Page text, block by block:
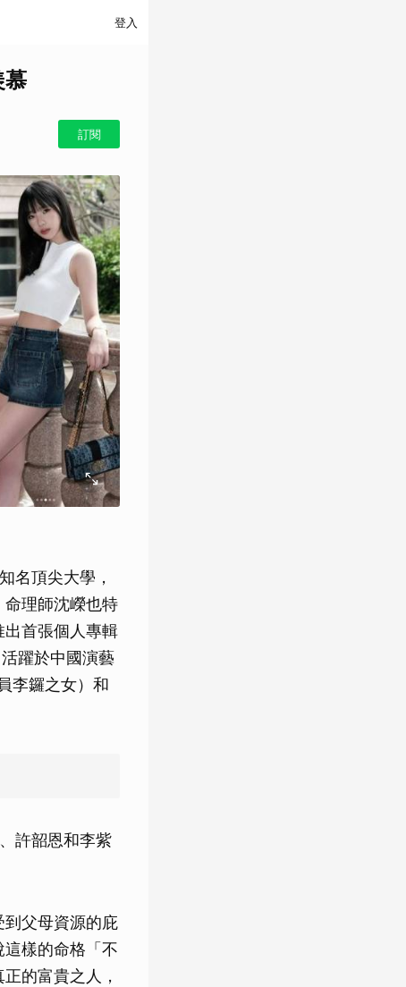
登入
訂閱
名頂尖大學，
理師沈嶸也特
出首張個人專輯
躍於中國演藝
李鑼之女）和
許韶恩和李紫
父母資源的庇
樣的命格「不
的富貴之人，